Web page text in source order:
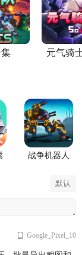
元气骑
战争机器人
默认
Google_Pixel_10